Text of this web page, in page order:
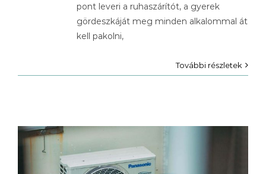
pont leveri a ruhaszárítót, a gyerek
gördeszkáját meg minden alkalommal át
kell pakolni,
További részletek